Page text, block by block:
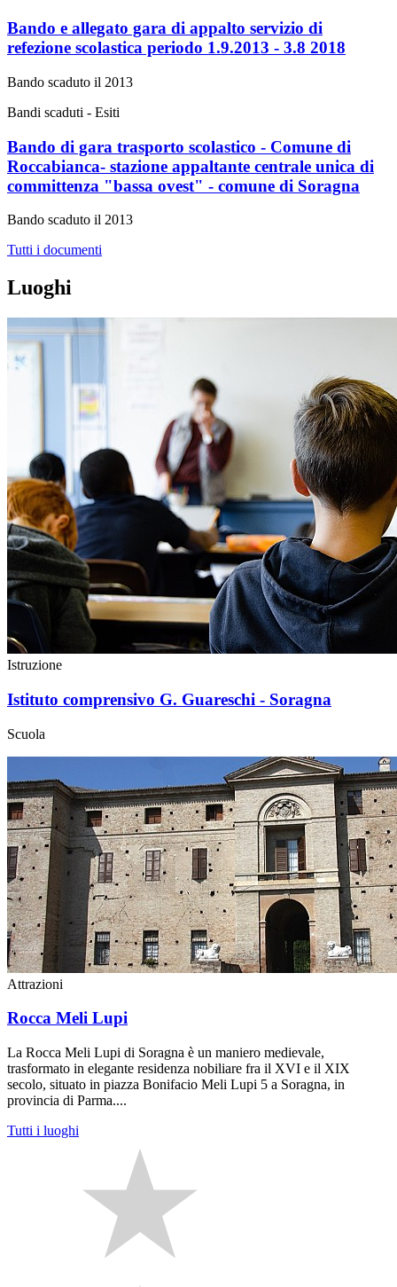
Bando e allegato gara di appalto servizio di
refezione scolastica periodo 1.9.2013 - 3.8 2018
Bando scaduto il 2013
Bandi scaduti - Esiti
Bando di gara trasporto scolastico - Comune di
Roccabianca- stazione appaltante centrale unica di
committenza "bassa ovest" - comune di Soragna
Bando scaduto il 2013
Tutti i documenti
Luoghi
Istruzione
Istituto comprensivo G. Guareschi - Soragna
Scuola
Attrazioni
Rocca Meli Lupi
La Rocca Meli Lupi di Soragna è un maniero medievale,
trasformato in elegante residenza nobiliare fra il XVI e il XIX
secolo, situato in piazza Bonifacio Meli Lupi 5 a Soragna, in
provincia di Parma....
Tutti i luoghi